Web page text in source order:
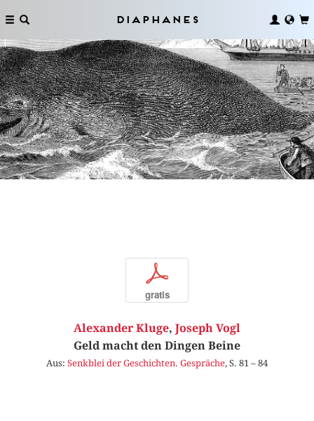
Diaphanes
p
gratis
Alexander Kluge, Joseph Vogl
Geld macht den Dingen Beine
Aus: Senkblei der Geschichten. Gespräche, S. 81 – 84